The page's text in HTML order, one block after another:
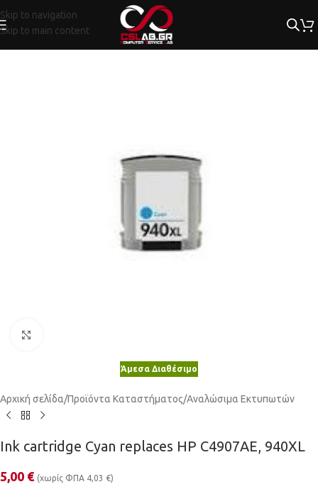
Skip to navigation
Skip to main content
Άμεσα Διαθέσιμο
Αρχική σελίδα/Προϊόντα Καταστήματος/Αναλώσιμα Εκτυπωτών
Ink cartridge Cyan replaces HP C4907AE, 940XL
5,00 € (χωρίς ΦΠΑ 4,03 €)